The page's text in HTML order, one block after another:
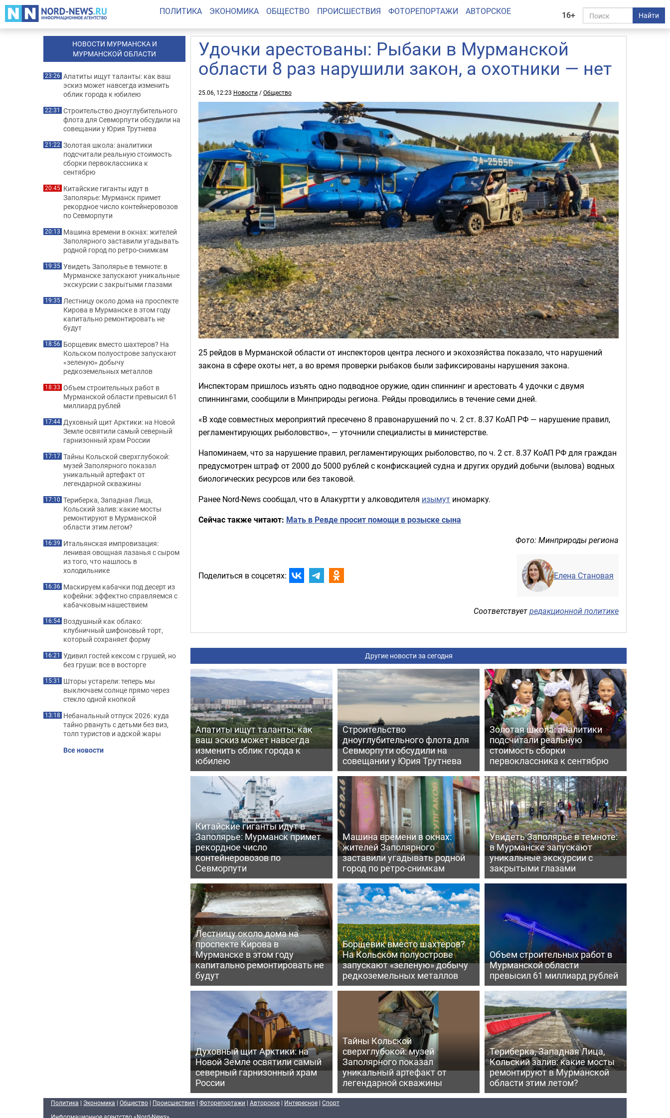
16+ Найти
ПОЛИТИКА ЭКОНОМИКА ОБЩЕСТВО ПРОИСШЕСТВИЯ ФОТОРЕПОРТАЖИ АВТОРСКОЕ
Удочки арестованы: Рыбаки в Мурманской
области 8 раз нарушили закон, а охотники — нет
25.06, 12:23 Новости /Общество
25 рейдов в Мурманской области от инспекторов центра лесного и экохозяйства показало, что нарушений
закона в сфере охоты нет, а во время проверки рыбаков были зафиксированы нарушения закона.
Инспекторам пришлось изъять одно подводное оружие, один спиннинг и арестовать 4 удочки с двумя
спиннингами, сообщили в Минприроды региона. Рейды проводились в течение семи дней.
«В ходе совместных мероприятий пресечено 8 правонарушений по ч. 2 ст. 8.37 КоАП РФ — нарушение правил,
регламентирующих рыболовство», — уточнили специалисты в министерстве.
Напоминаем, что за нарушение правил, регламентирующих рыболовство, по ч. 2 ст. 8.37 КоАП РФ для граждан
предусмотрен штраф от 2000 до 5000 рублей с конфискацией судна и других орудий добычи (вылова) водных
биологических ресурсов или без таковой.
Ранее Nord-News сообщал, что в Алакуртти у алководителя изымут иномарку.
Сейчас также читают: Мать в Ревде просит помощи в розыске сына
Фото: Минприроды региона
Поделиться в соцсетях: Елена Становая
Соответствуетредакционной политике
Другие новости за сегодня
Апатиты ищут таланты: как
ваш эскиз может навсегда
изменить облик города к
юбилею
Строительство
дноуглубительного флота для
Севморпути обсудили на
совещании у Юрия Трутнева
Золотая школа: аналитики
подсчитали реальную
стоимость сборки
первоклассника к сентябрю
Китайские гиганты идут в
Заполярье: Мурманск примет
рекордное число
контейнеровозов по
Севморпути
Машина времени в окнах:
жителей Заполярного
заставили угадывать родной
город по ретро-снимкам
Увидеть Заполярье в темноте:
в Мурманске запускают
уникальные экскурсии с
закрытыми глазами
Лестницу около дома на
проспекте Кирова в
Мурманске в этом году
капитально ремонтировать не
будут
Борщевик вместо шахтеров?
На Кольском полуострове
запускают «зеленую» добычу
редкоземельных металлов
Объем строительных работ в
Мурманской области
превысил 61 миллиард рублей
Духовный щит Арктики: на
Новой Земле освятили самый
северный гарнизонный храм
России
Тайны Кольской
сверхглубокой: музей
Заполярного показал
уникальный артефакт от
легендарной скважины
Териберка, Западная Лица,
Кольский залив: какие мосты
ремонтируют в Мурманской
области этим летом?
НОВОСТИ МУРМАНСКА И
МУРМАНСКОЙ ОБЛАСТИ
23:26 Апатиты ищут таланты: как ваш
эскиз может навсегда изменить
облик города к юбилею
22:31 Строительство дноуглубительного
флота для Севморпути обсудили на
совещании у Юрия Трутнева
21:22 Золотая школа: аналитики
подсчитали реальную стоимость
сборки первоклассника к
сентябрю
20:45 Китайские гиганты идут в
Заполярье: Мурманск примет
рекордное число контейнеровозов
по Севморпути
20:13 Машина времени в окнах: жителей
Заполярного заставили угадывать
родной город по ретро-снимкам
19:35 Увидеть Заполярье в темноте: в
Мурманске запускают уникальные
экскурсии с закрытыми глазами
19:35 Лестницу около дома на проспекте
Кирова в Мурманске в этом году
капитально ремонтировать не
будут
18:56 Борщевик вместо шахтеров? На
Кольском полуострове запускают
«зеленую» добычу
редкоземельных металлов
18:33 Объем строительных работ в
Мурманской области превысил 61
миллиард рублей
17:44 Духовный щит Арктики: на Новой
Земле освятили самый северный
гарнизонный храм России
17:17 Тайны Кольской сверхглубокой:
музей Заполярного показал
уникальный артефакт от
легендарной скважины
17:10 Териберка, Западная Лица,
Кольский залив: какие мосты
ремонтируют в Мурманской
области этим летом?
16:39 Итальянская импровизация:
ленивая овощная лазанья с сыром
из того, что нашлось в
холодильнике
16:36 Маскируем кабачки под десерт из
кофейни: эффектно справляемся с
кабачковым нашествием
16:54 Воздушный как облако:
клубничный шифоновый торт,
который сохраняет форму
16:21 Удивил гостей кексом с грушей, но
без груши: все в восторге
15:31 Шторы устарели: теперь мы
выключаем солнце прямо через
стекло одной кнопкой
13:18 Небанальный отпуск 2026: куда
тайно рвануть с детьми без виз,
толп туристов и адской жары
Все новости
Политика | Экономика | Общество | Происшествия | Фоторепортажи | Авторское | Интересное | Спорт